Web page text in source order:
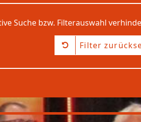
Suche bzw. Filterauswahl
Filter